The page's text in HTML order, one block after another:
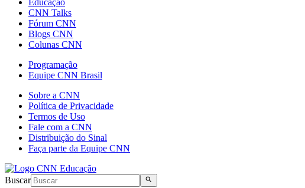
CNN Talks
Fórum CNN
Blogs CNN
Colunas CNN
Programação
Equipe CNN Brasil
Sobre a CNN
Política de Privacidade
Termos de Uso
Fale com a CNN
Distribuição do Sinal
Faça parte da Equipe CNN
Buscar